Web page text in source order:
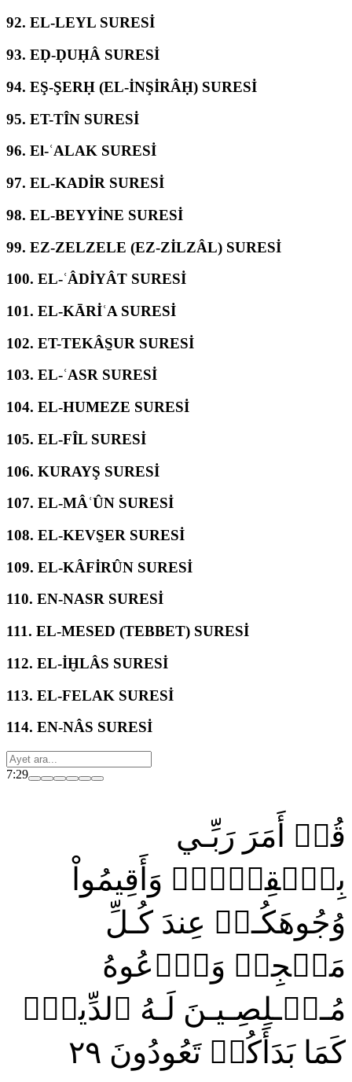
92. EL-LEYL SURESİ
93. EḌ-ḌUḤÂ SURESİ
94. EŞ-ŞERḤ (EL-İNŞİRÂḤ) SURESİ
95. ET-TÎN SURESİ
96. El-ʿALAK SURESİ
97. EL-KADİR SURESİ
98. EL-BEYYİNE SURESİ
99. EZ-ZELZELE (EZ-ZİLZÂL) SURESİ
100. EL-ʿÂDİYÂT SURESİ
101. EL-KĀRİʿA SURESİ
102. ET-TEKÂS̱UR SURESİ
103. EL-ʿASR SURESİ
104. EL-HUMEZE SURESİ
105. EL-FÎL SURESİ
106. KURAYŞ SURESİ
107. EL-MÂʿÛN SURESİ
108. EL-KEVS̱ER SURESİ
109. EL-KÂFİRÛN SURESİ
110. EN-NASR SURESİ
111. EL-MESED (TEBBET) SURESİ
112. EL-İḪLÂS SURESİ
113. EL-FELAK SURESİ
114. EN-NÂS SURESİ
7:29
قُلۡ أَمَرَ رَبِّـي
بِٱلۡقِسۡطِۖ وَأَقِيمُواْ
وُجُوهَكُـمۡ عِندَ كُـلِّ
مَسۡجِدٖ وَٱدۡعُوهُ
مُـخۡـلِصِـيـنَ لَـهُ ٱلدِّينَۚ
كَمَا بَدَأَكُمۡ تَعُودُونَ ٢٩